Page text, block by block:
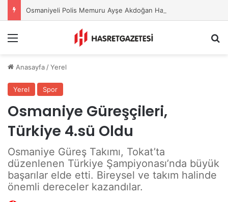
Osmaniyeli Polis Memuru Ayşe Akdoğan Hayatını Kaybetti
Anasayfa /Yerel
Yerel Spor
Osmaniye Güreşçileri,
Türkiye 4.sü Oldu
Osmaniye Güreş Takımı, Tokat’ta
düzenlenen Türkiye Şampiyonası’nda büyük
başarılar elde etti. Bireysel ve takım halinde
önemli dereceler kazandılar.